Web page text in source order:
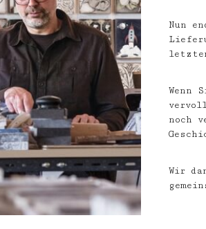
Nun
Wenn
noch
Wir